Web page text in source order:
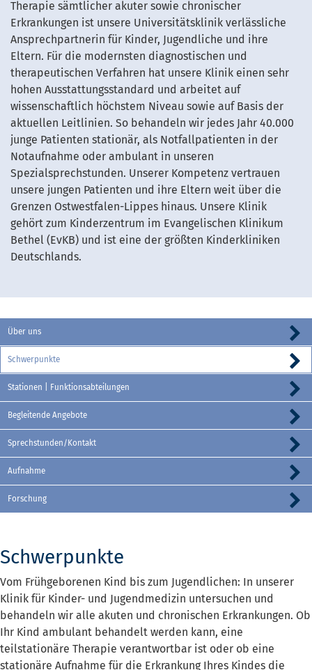
Therapie sämtlicher akuter sowie chronischer
Erkrankungen ist unsere Universitätsklinik verlässliche
Ansprechpartnerin für Kinder, Jugendliche und ihre
Eltern. Für die modernsten diagnostischen und
therapeutischen Verfahren hat unsere Klinik einen sehr
hohen Ausstattungsstandard und arbeitet auf
wissenschaftlich höchstem Niveau sowie auf Basis der
aktuellen Leitlinien. So behandeln wir jedes Jahr 40.000
junge Patienten stationär, als Notfallpatienten in der
Notaufnahme oder ambulant in unseren
Spezialsprechstunden. Unserer Kompetenz vertrauen
unsere jungen Patienten und ihre Eltern weit über die
Grenzen Ostwestfalen-Lippes hinaus. Unsere Klinik
gehört zum Kinderzentrum im Evangelischen Klinikum
Bethel (EvKB) und ist eine der größten Kinderkliniken
Deutschlands.
Über uns
Schwerpunkte
Stationen | Funktionsabteilungen
Begleitende Angebote
Sprechstunden/Kontakt
Aufnahme
Forschung
Schwerpunkte
Vom Frühgeborenen Kind bis zum Jugendlichen: In unserer
Klinik für Kinder- und Jugendmedizin untersuchen und
behandeln wir alle akuten und chronischen Erkrankungen. Ob
Ihr Kind ambulant behandelt werden kann, eine
teilstationäre Therapie verantwortbar ist oder ob eine
stationäre Aufnahme für die Erkrankung Ihres Kindes die